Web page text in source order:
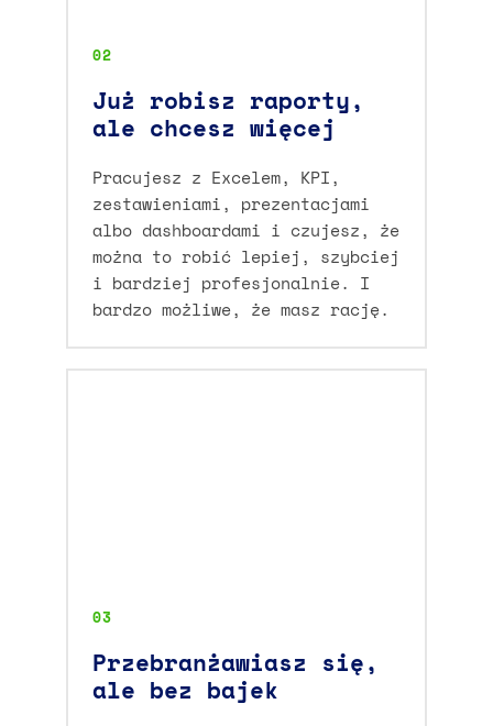
02
Już robisz raporty,
ale chcesz więcej
Pracujesz z Excelem, KPI,
zestawieniami, prezentacjami
albo dashboardami i czujesz, że
można to robić lepiej, szybciej
i bardziej profesjonalnie. I
bardzo możliwe, że masz rację.
03
Przebranżawiasz się,
ale bez bajek